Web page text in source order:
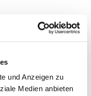
und Anzeigen zu
Medien anbieten
13:53